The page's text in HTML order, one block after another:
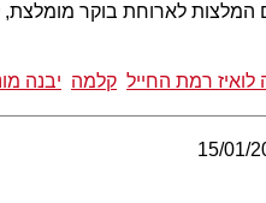
המלצות לארוחת בוקר
לואיז רמת החייל קלמה יבנה
15/01/